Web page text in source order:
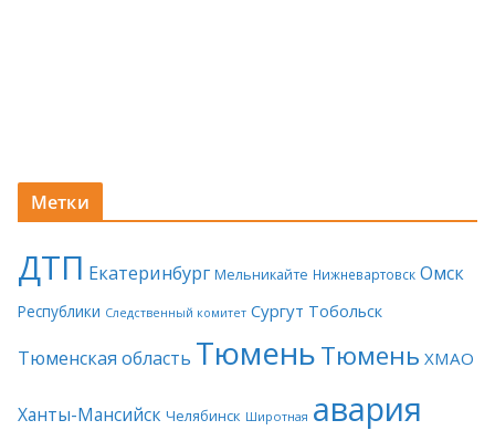
Метки
ДТП Екатеринбург Мельникайте Нижневартовск Омск
Республики Следственный комитет Сургут Тобольск
Тюменская область ТюменьТюмень ХМАО
Ханты-Мансийск Челябинск Широтная авария